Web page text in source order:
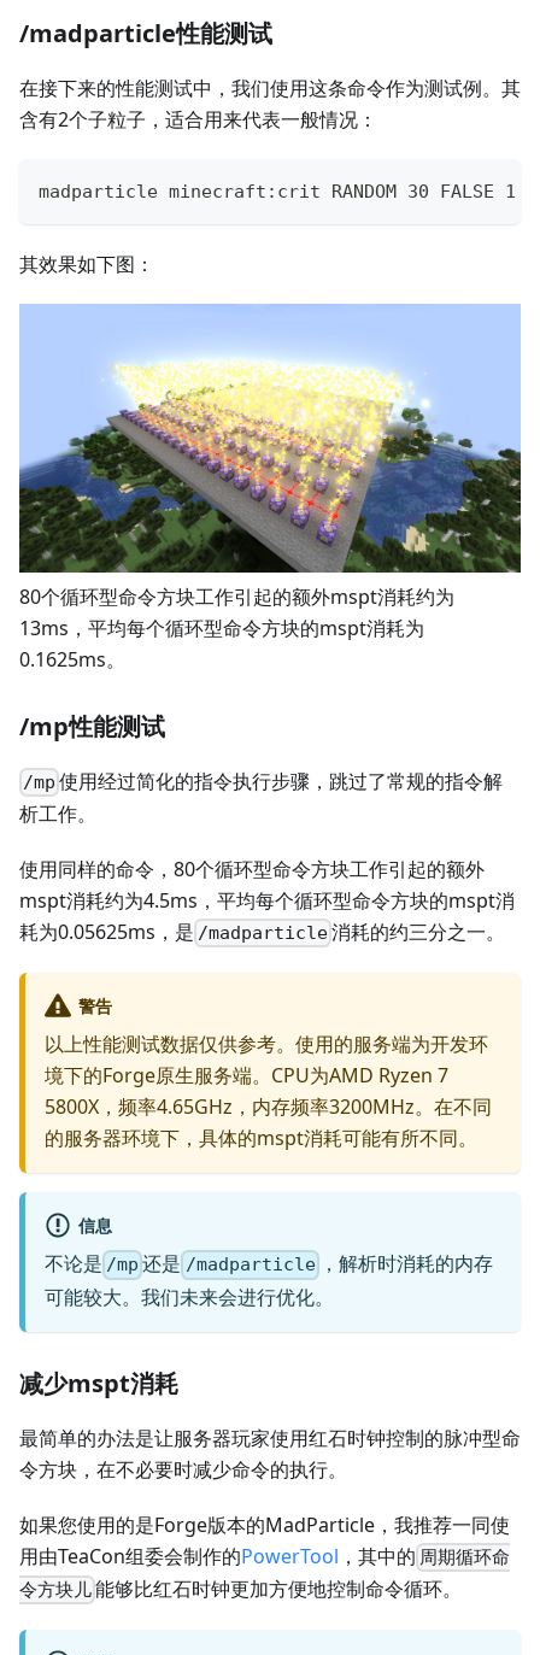
/madparticle性能测试
在接下来的性能测试中，我们使用这条命令作为测试例。其
含有2个子粒子，适合用来代表一般情况：
madparticle minecraft:crit RANDOM 30 FALSE 1
其效果如下图：
80个循环型命令方块工作引起的额外mspt消耗约为
13ms，平均每个循环型命令方块的mspt消耗为
0.1625ms。
/mp性能测试
/mp 使用经过简化的指令执行步骤，跳过了常规的指令解
析工作。
使用同样的命令，80个循环型命令方块工作引起的额外
mspt消耗约为4.5ms，平均每个循环型命令方块的mspt消
耗为0.05625ms，是 /madparticle消耗的约三分之一。
警告
以上性能测试数据仅供参考。使用的服务端为开发环
境下的Forge原生服务端。CPU为AMD Ryzen 7
5800X，频率4.65GHz，内存频率3200MHz。在不同
的服务器环境下，具体的mspt消耗可能有所不同。
信息
不论是 /mp 还是 /madparticle，解析时消耗的内存
可能较大。我们未来会进行优化。
减少mspt消耗
最简单的办法是让服务器玩家使用红石时钟控制的脉冲型命
令方块，在不必要时减少命令的执行。
如果您使用的是Forge版本的MadParticle，我推荐一同使
用由TeaCon组委会制作的PowerTool ，其中的 周期循环命
令方块儿能够比红石时钟更加方便地控制命令循环。